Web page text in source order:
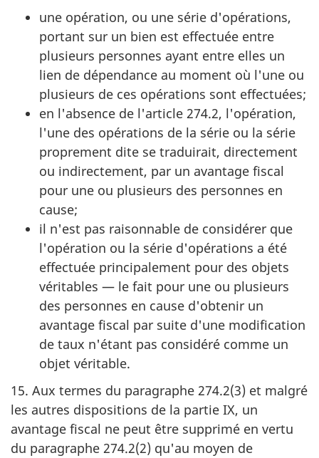
une opération, ou une série d'opérations,
portant sur un bien est effectuée entre
plusieurs personnes ayant entre elles un
lien de dépendance au moment où l'une ou
plusieurs de ces opérations sont effectuées;
en l'absence de l'article 274.2, l'opération,
l'une des opérations de la série ou la série
proprement dite se traduirait, directement
ou indirectement, par un avantage fiscal
pour une ou plusieurs des personnes en
cause;
il n'est pas raisonnable de considérer que
l'opération ou la série d'opérations a été
effectuée principalement pour des objets
véritables — le fait pour une ou plusieurs
des personnes en cause d'obtenir un
avantage fiscal par suite d'une modification
de taux n'étant pas considéré comme un
objet véritable.
15. Aux termes du paragraphe 274.2(3) et malgré
les autres dispositions de la partie IX, un
avantage fiscal ne peut être supprimé en vertu
du paragraphe 274.2(2) qu'au moyen de